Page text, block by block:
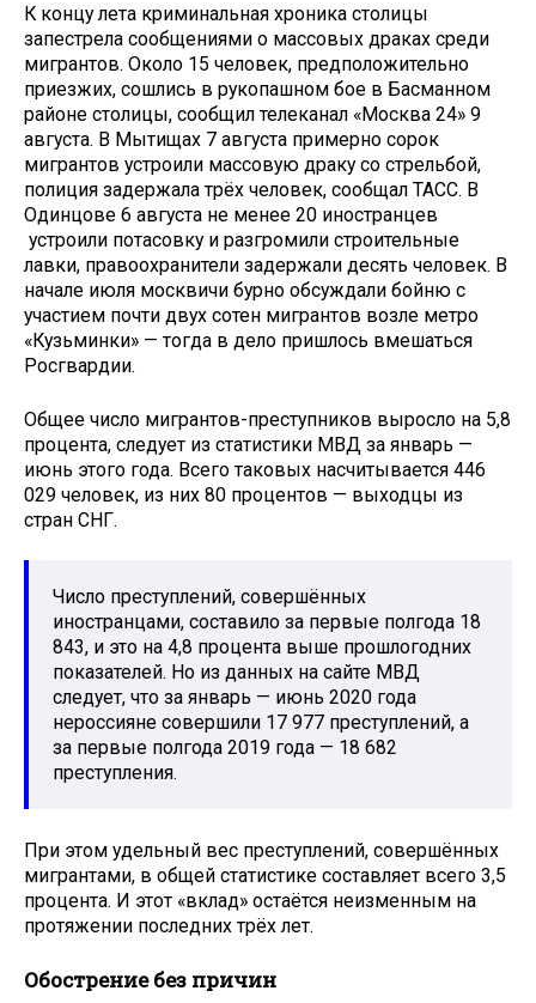
К концу лета криминальная хроника столицы
запестрела сообщениями о массовых драках среди
мигрантов. Около 15 человек, предположительно
приезжих, сошлись в рукопашном бое в Басманном
районе столицы, сообщил телеканал «Москва 24» 9
августа. В Мытищах 7 августа примерно сорок
мигрантов устроили массовую драку со стрельбой,
полиция задержала трёх человек, сообщал ТАСС. В
Одинцове 6 августа не менее 20 иностранцев
устроили потасовку и разгромили строительные
лавки, правоохранители задержали десять человек. В
начале июля москвичи бурно обсуждали бойню с
участием почти двух сотен мигрантов возле метро
«Кузьминки» — тогда в дело пришлось вмешаться
Росгвардии.
Общее число мигрантов-преступников выросло на 5,8
процента, следует из статистики МВД за январь —
июнь этого года. Всего таковых насчитывается 446
029 человек, из них 80 процентов — выходцы из
стран СНГ.
Число преступлений, совершённых
иностранцами, составило за первые полгода 18
843, и это на 4,8 процента выше прошлогодних
показателей. Но из данных на сайте МВД
следует, что за январь — июнь 2020 года
нероссияне совершили 17 977 преступлений, а
за первые полгода 2019 года — 18 682
преступления.
При этом удельный вес преступлений, совершённых
мигрантами, в общей статистике составляет всего 3,5
процента. И этот «вклад» остаётся неизменным на
протяжении последних трёх лет.
Обострение без причин